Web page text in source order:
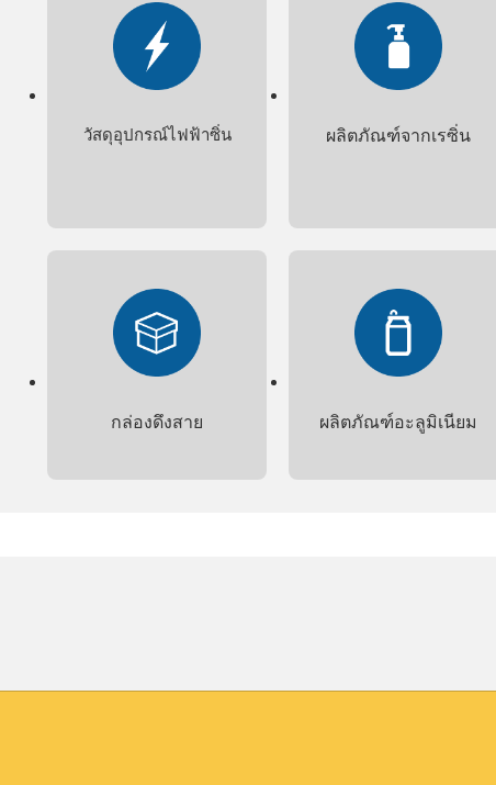
วัสดุอุปกรณ์ไฟฟ้าซิ่น ผลิตภัณฑ์จากเรซิ่น
กล่องดึงสาย ผลิตภัณฑ์อะลูมิเนียม